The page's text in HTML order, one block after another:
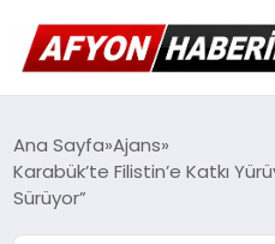
AFYON HABER
GÜNDEM
Ana Sayfa Ajans
Karabük’te Filistin’e Katkı
Sürüyor”